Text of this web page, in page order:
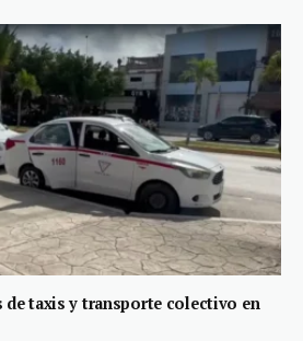
de taxis y transporte colectivo en